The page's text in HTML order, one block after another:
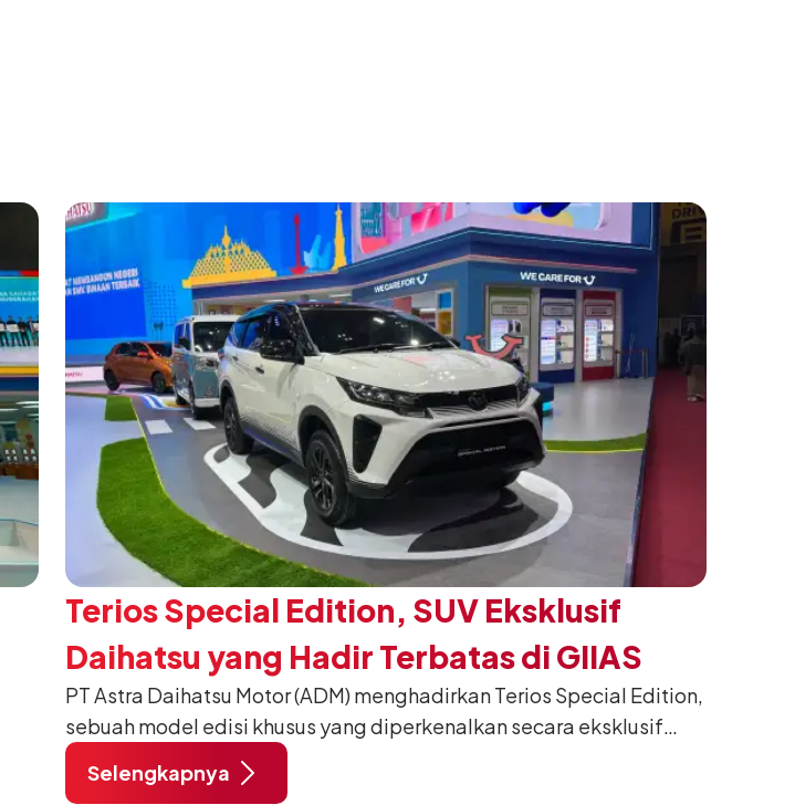
Terios Special Edition, SUV Eksklusif
Daihatsu yang Hadir Terbatas di GIIAS
2026
PT Astra Daihatsu Motor (ADM) menghadirkan Terios Special Edition,
sebuah model edisi khusus yang diperkenalkan secara eksklusif
pada ajang Gaikindo Indonesia International Auto Show (GIIAS) 2026
di ICE BSD City, Tangerang. Dikembangkan dari varian Terios 1.5 X
Selengkapnya